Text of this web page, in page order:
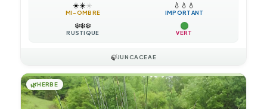
☀️☀️☀️
MI-OMBRE
💧 💧 💧
IMPORTANT
❄️❄️❄️
RUSTIQUE VERT
🍃JUNCACEAE
🌿HERBE